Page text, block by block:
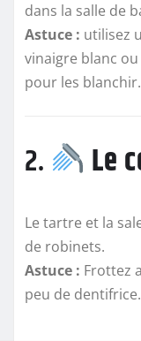
dans la salle de
Astuce : utilisez
vinaigre blanc
pour les blanchir.
2. Le
Le tartre et la
de robinets.
Astuce : Frottez
peu de dentifrice.